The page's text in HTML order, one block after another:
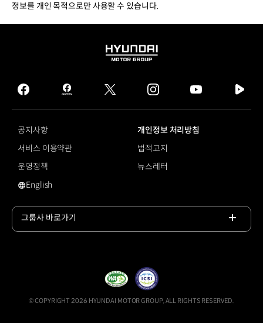
정보를 개인 목적으로만 사용할 수 있습니다.
HYUNDAI
GROUP
facebook
hmg
journal
twitter instagram
tv
공지사항
개인정보 처리방침
서비스 이용약관
법적고지
운영정책
뉴스레터
영문 사이트로 이동
English
그룹사 바로가기
© COPYRIGHT 2026 HYUNDAI MOTOR GROUP, ALL RIGHTS RESERVED.